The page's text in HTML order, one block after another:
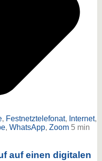
, Festnetztelefonat, Internet,
, WhatsApp, Zoom 5 min
auf einen digitalen